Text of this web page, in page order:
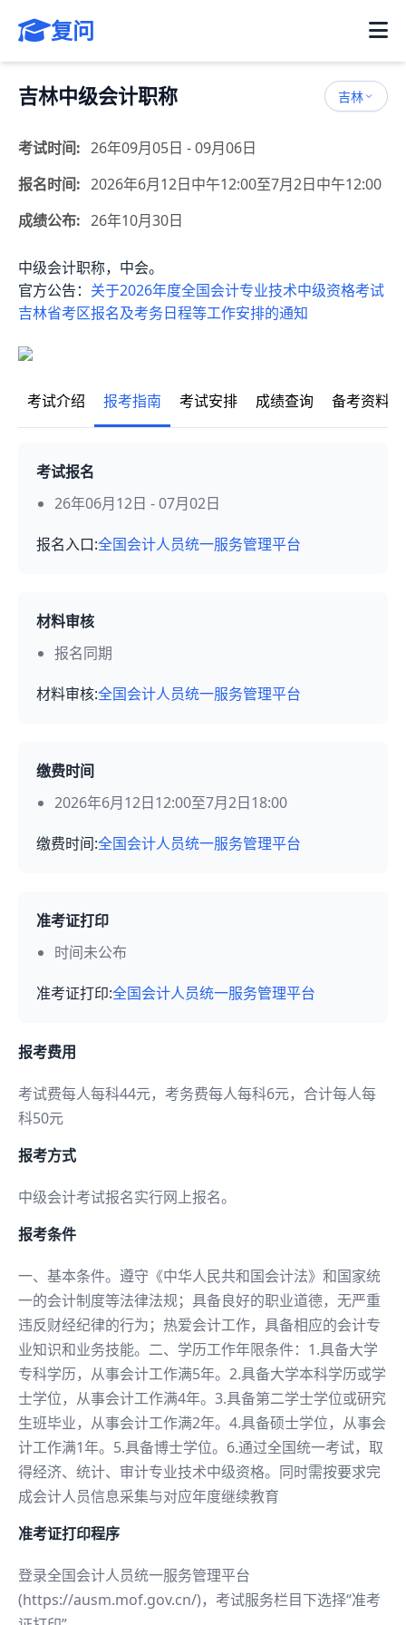
复问
吉林中级会计职称 吉林
考试时间: 26年09月05日 - 09月06日
报名时间: 2026年6月12日中午12:00至7月2日中午12:00
成绩公布: 26年10月30日
中级会计职称，中会。
官方公告： 关于2026年度全国会计专业技术中级资格考试
吉林省考区报名及考务日程等工作安排的通知
考试介绍 报考指南 考试安排 成绩查询 备考资料
考试报名
26年06月12日 - 07月02日
报名入口:全国会计人员统一服务管理平台
材料审核
报名同期
材料审核:全国会计人员统一服务管理平台
缴费时间
2026年6月12日12:00至7月2日18:00
缴费时间:全国会计人员统一服务管理平台
准考证打印
时间未公布
准考证打印:全国会计人员统一服务管理平台
报考费用
考试费每人每科44元，考务费每人每科6元，合计每人每
科50元
报考方式
中级会计考试报名实行网上报名。
报考条件
一、基本条件。遵守《中华人民共和国会计法》和国家统
一的会计制度等法律法规；具备良好的职业道德，无严重
违反财经纪律的行为；热爱会计工作，具备相应的会计专
业知识和业务技能。二、学历工作年限条件：1.具备大学
专科学历，从事会计工作满5年。2.具备大学本科学历或学
士学位，从事会计工作满4年。3.具备第二学士学位或研究
生班毕业，从事会计工作满2年。4.具备硕士学位，从事会
计工作满1年。5.具备博士学位。6.通过全国统一考试，取
得经济、统计、审计专业技术中级资格。同时需按要求完
成会计人员信息采集与对应年度继续教育
准考证打印程序
登录全国会计人员统一服务管理平台
(https://ausm.mof.gov.cn/)，考试服务栏目下选择“准考